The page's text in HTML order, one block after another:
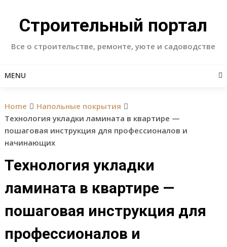
contentСтроительный портал
Все о строительстве, ремонте, уюте и садоводстве
MENU
Home
Напольные покрытия
Технология укладки ламината в квартире —
пошаговая инструкция для профессионалов и
начинающих
Технология укладки
ламината в квартире —
пошаговая инструкция для
профессионалов и